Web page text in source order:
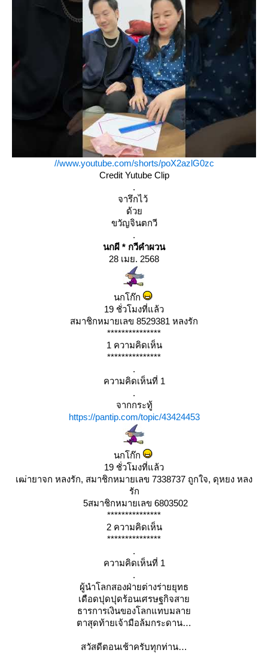
//www.youtube.com/shorts/poX2azlG0zc
Credit Yutube Clip
.
จารึกไว้
ด้ว
ขวัญจินตกวี
.
นกผี * กวีคำผวน
28 เมย. 2568
นกโก๊ก
19 ชั่วโมงที่แล้ว
สมาชิกหมายเลข 8529381 หลงรัก
***************
1 ความคิดเห็น
***************
.
ความคิดเห็นที่ 1
.
จากกระทู้
https://pantip.com/topic/43424453
นกโก๊ก
19 ชั่วโมงที่แล้ว
เฒ่ายาจก หลงรัก, สมาชิกหมายเลข 7338737 ถูกใจ, ดุหยง หลง
รัก
5สมาชิกหมายเลข 6803502
***************
2 ความคิดเห็น
***************
.
ความคิดเห็นที่ 1
.
ผู้นำโลกสองฝ่ายต่างร่ายยุทธ
เดือดปุดปุดร้อนเศรษฐกิจสา
ธารการเงินของโลกแทบมลา
ตาสุดท้ายเจ้ามือล้มกระดาน
สวัสดีตอนเช้าครับทุกท่าน